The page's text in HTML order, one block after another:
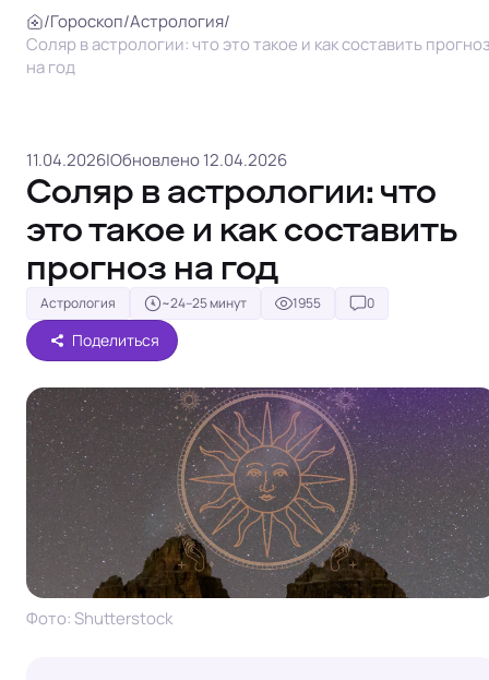
/Гороскоп/Астрология/
Соляр в астрологии: что это такое и как составить
на год
11.04.2026|Обновлено 12.04.2026
Соляр в астрологии: что
это такое и как составить
прогноз на год
Астрология ~24–25 минут 1955 0
Поделиться
Фото: Shutterstock